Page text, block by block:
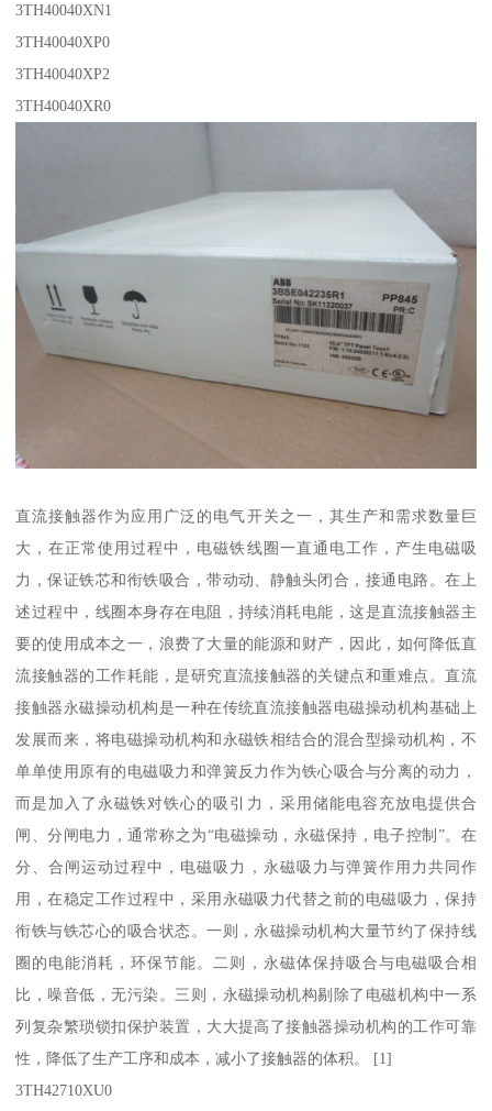
3TH40040XN1
3TH40040XP0
3TH40040XP2
3TH40040XR0
直流接触器作为应用广泛的电气开关之一，其生产和需求数量巨
大，在正常使用过程中，电磁铁线圈一直通电工作，产生电磁吸
力，保证铁芯和衔铁吸合，带动动、静触头闭合，接通电路。在上
述过程中，线圈本身存在电阻，持续消耗电能，这是直流接触器主
要的使用成本之一，浪费了大量的能源和财产，因此，如何降低直
流接触器的工作耗能，是研究直流接触器的关键点和重难点。直流
接触器永磁操动机构是一种在传统直流接触器电磁操动机构基础上
发展而来，将电磁操动机构和永磁铁相结合的混合型操动机构，不
单单使用原有的电磁吸力和弹簧反力作为铁心吸合与分离的动力，
而是加入了永磁铁对铁心的吸引力，采用储能电容充放电提供合
闸、分闸电力，通常称之为“电磁操动，永磁保持，电子控制”。在
分、合闸运动过程中，电磁吸力，永磁吸力与弹簧作用力共同作
用，在稳定工作过程中，采用永磁吸力代替之前的电磁吸力，保持
衔铁与铁芯心的吸合状态。一则，永磁操动机构大量节约了保持线
圈的电能消耗，环保节能。二则，永磁体保持吸合与电磁吸合相
比，噪音低，无污染。三则，永磁操动机构剔除了电磁机构中一系
列复杂繁琐锁扣保护装置，大大提高了接触器操动机构的工作可靠
性，降低了生产工序和成本，减小了接触器的体积。 [1]
3TH42710XU0